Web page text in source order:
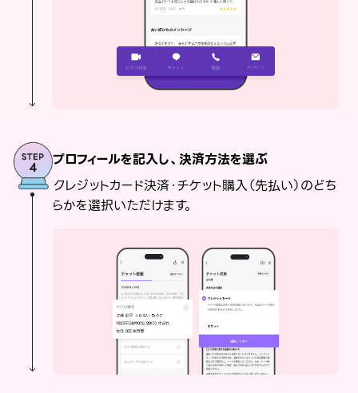
プロフィールを記入し、決済方法を選ぶ
クレジットカード決済・チケット購入（先払い）のどち
らかを選択いただけます。